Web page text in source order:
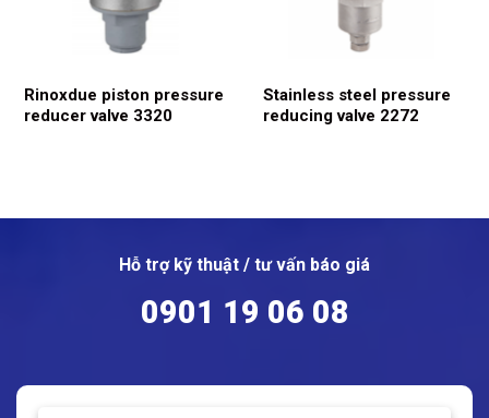
Rinoxdue piston pressure
reducer valve 3320
Stainless steel pressure
reducing valve 2272
Hỗ trợ kỹ thuật / tư vấn báo giá
0901 19 06 08